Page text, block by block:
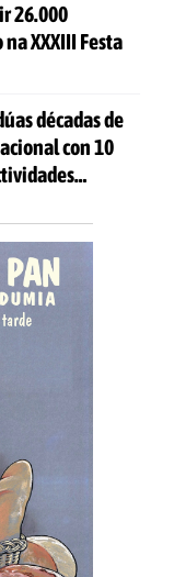
26.000
XXXIII Festa
décadas de
con 10